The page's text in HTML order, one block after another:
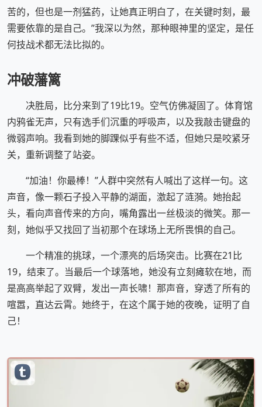
苦的，但也是一剂猛药，让她真正明白了，在关键时刻，最
需要依靠的是自己。”我深以为然，那种眼神里的坚定，是任
何技战术都无法比拟的。
冲破藩篱
决胜局，比分来到了19比19。空气仿佛凝固了。体育馆
内鸦雀无声，只有选手们沉重的呼吸声，以及我敲击键盘的
微弱声响。我看到她的脚踝似乎有些不适，但她只是咬紧牙
关，重新调整了站姿。
“加油！你最棒！”人群中突然有人喊出了这样一句。这
声音，像一颗石子投入平静的湖面，激起了涟漪。她抬起
头，看向声音传来的方向，嘴角露出一丝极淡的微笑。那一
刻，她似乎又找回了当初那个在球场上无所畏惧的自己。
一个精准的挑球，一个漂亮的后场突击。比赛在21比
19，结束了。当最后一个球落地，她没有立刻瘫软在地，而
是高高举起了双臂，发出一声长啸！那声音，穿透了所有的
喧嚣，直达云霄。她终于，在这个属于她的夜晚，证明了自
己！